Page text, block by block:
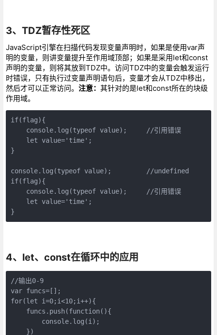
3、TDZ暂存性死区
JavaScript引擎在扫描代码发现变量声明时，如果是使用var声
明的变量，则讲变量提升至作用域顶部；如果是采用let和const
声明的变量，则将其放到TDZ中。访问TDZ中的变量会触发运行
时错误，只有执行过变量声明语句后，变量才会从TDZ中移出，
然后才可以正常访问。 注意： 其针对的是let和const所在的块级
作用域。
if(flag){
    console.log(typeof value);     //引用错误
    let value='time';
}
console.log(typeof value);         //undefined
if(flag){
    console.log(typeof value);     //引用错误
    let value='time';
}
4、let、const在循环中的应用
//输出0-9
var funcs=[];
for(let i=0;i<10;i++){
    funcs.push(function(){
        console.log(i);
    })